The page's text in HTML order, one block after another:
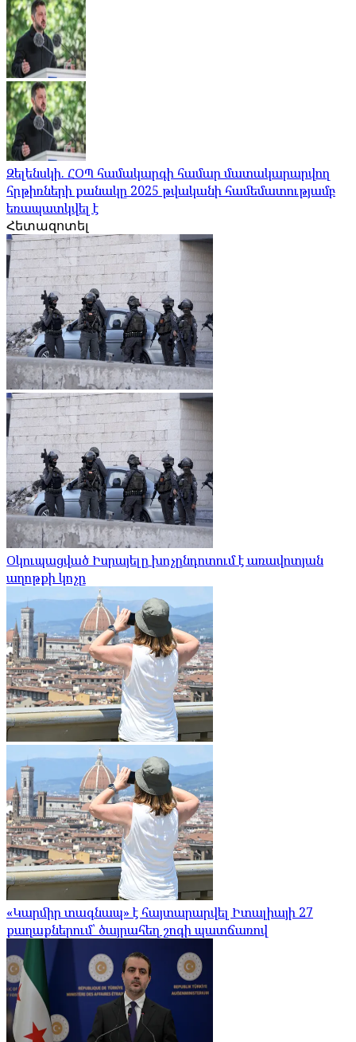
Զելենսկի. ՀՕՊ համակարգի համար մատակարարվող
հրթիռների քանակը 2025 թվականի համեմատությամբ
եռապատկվել է
Հետազոտել
Օկուպացված Իսրայելը խոչընդոտում է առավոտյան
աղոթքի կոչը
«Կարմիր տագնապ» է հայտարարվել Իտալիայի 27
քաղաքներում՝ ծայրահեղ շոգի պատճառով